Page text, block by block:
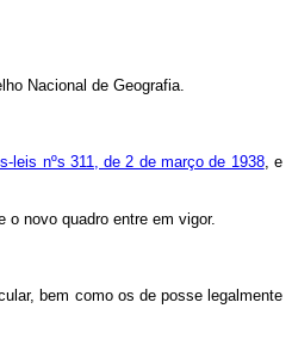
Nacional de Geografia.
leis nºs 311, de 2 de março de 1938, e
o novo quadro entre em vigor.
bem como os de posse legalmente